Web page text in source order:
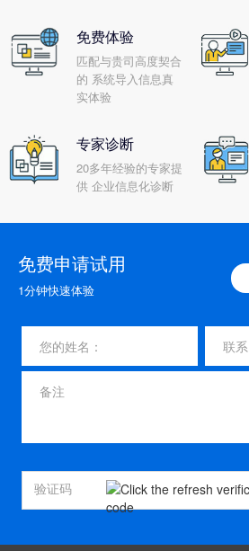
免费体验
匹配与贵司高度契合
的 系统导入信息真
实体验
专家诊断
20多年经验的专家提
供 企业信息化诊断
免费申请试用
1分钟快速体验